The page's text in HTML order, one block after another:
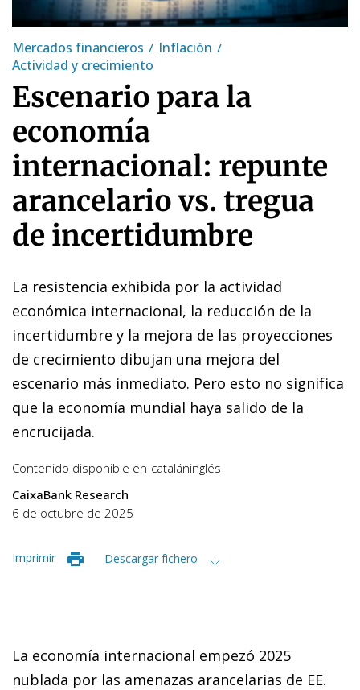
Mercados financieros
Inflación
Actividad y crecimiento
Escenario para la
economía
internacional: repunte
arancelario vs. tregua
de incertidumbre
La resistencia exhibida por la actividad
económica internacional, la reducción de la
incertidumbre y la mejora de las proyecciones
de crecimiento dibujan una mejora del
escenario más inmediato. Pero esto no significa
que la economía mundial haya salido de la
encrucijada.
Contenido disponible en cataláninglés
CaixaBank Research
6 de octubre de 2025
Imprimir Descargar fichero
La economía internacional empezó 2025
nublada por las amenazas arancelarias de EE.